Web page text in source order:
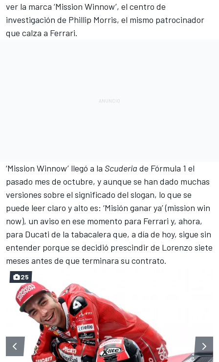
ver la marca ‘Mission Winnow’, el centro de
investigación de Phillip Morris, el mismo patrocinador
que calza a Ferrari.
‘Mission Winnow’ llegó a la Scuderia de Fórmula 1 el
pasado mes de octubre, y aunque se han dado muchas
versiones sobre el significado del slogan, lo que se
puede leer claro y alto es: ‘Misión ganar ya’ (mission win
now), un aviso en ese momento para Ferrari y, ahora,
para Ducati de la tabacalera que, a día de hoy, sigue sin
entender porque se decidió prescindir de Lorenzo siete
meses antes de que terminara su contrato.
25